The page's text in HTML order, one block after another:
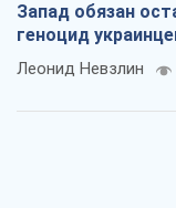
Запад обязан
геноцид
Леонид Невзлин